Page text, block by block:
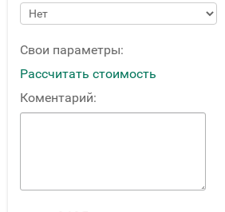
Свои параметры:
Рассчитать стоимость
Коментарий: